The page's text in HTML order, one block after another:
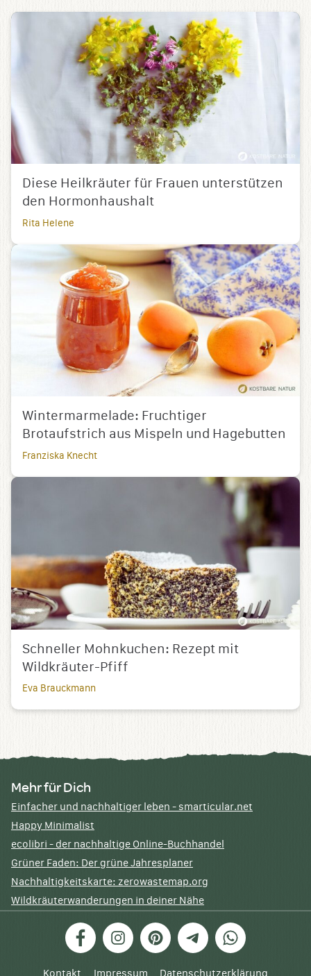
Diese Heilkräuter für Frauen unterstützen
den Hormonhaushalt
Rita Helene
Wintermarmelade: Fruchtiger
Brotaufstrich aus Mispeln und Hagebutten
Franziska Knecht
Schneller Mohnkuchen: Rezept mit
Wildkräuter-Pfiff
Eva Brauckmann
Mehr für Dich
Einfacher und nachhaltiger leben - smarticular.net
Happy Minimalist
ecolibri - der nachhaltige Online-Buchhandel
Grüner Faden: Der grüne Jahresplaner
Nachhaltigkeitskarte: zerowastemap.org
Wildkräuterwanderungen in deiner Nähe
FacebookInstagramPinterestTelegramWhatsApp
Kontakt Impressum Datenschutzerklärung